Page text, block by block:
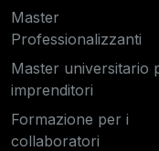
Master
Professionalizzanti
Master universitario
imprenditori
Formazione per i
collaboratori